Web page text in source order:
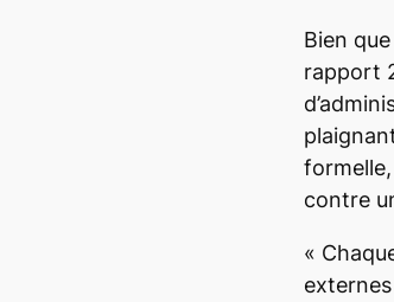
Bien
rapport
contre
«